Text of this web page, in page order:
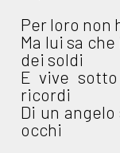
Per loro non
Ma lui sa
dei soldi
E vive
ricordi
Di un
occhi